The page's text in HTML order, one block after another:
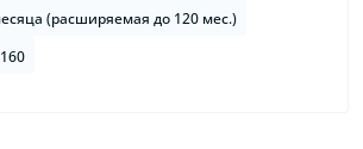
(расширяемая до 120 мес.)